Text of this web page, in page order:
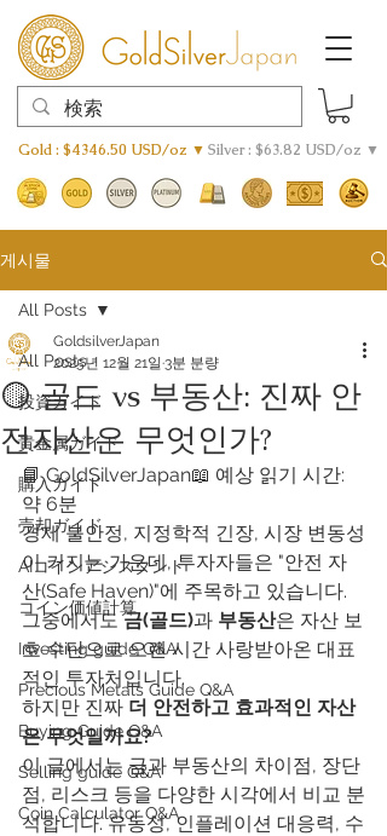
Gold : $4346.50 USD/oz ▼ Silver : $63.82 USD/oz ▼
게시물
All Posts
投資ガイド
貴金属ガイド
購入ガイド
売却ガイド
AIコインアシスタント
​コイン価値計算
Investing guide Q&A
Precious Metals Guide Q&A
Buying Guide Q&A
Selling guide Q&A
Coin Calculator Q&A
All Posts
🟡 골드 vs 부동산: 진짜 안
전자산은 무엇인가?
GoldsilverJapan
2025년 12월 21일 3분 분량
📘 GoldSilverJapan📖 예상 읽기 시간:
약 6분
경제 불안정, 지정학적 긴장, 시장 변동성
이 커지는 가운데, 투자자들은 "안전 자
산(Safe Haven)"에 주목하고 있습니다.
그중에서도 금(골드)과 부동산은 자산 보
호 수단으로 오랜 시간 사랑받아온 대표
적인 투자처입니다.
하지만 진짜 더 안전하고 효과적인 자산
은 무엇일까요?
이 글에서는 금과 부동산의 차이점, 장단
점, 리스크 등을 다양한 시각에서 비교 분
석합니다. 유동성, 인플레이션 대응력, 수